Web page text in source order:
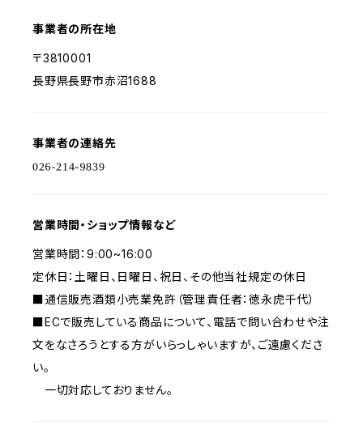
事業者の所在地
〒3810001
長野県長野市赤沼1688
事業者の連絡先
営業時間・ショップ情報など
営業時間：9:00~16:00
定休日：土曜日、日曜日、祝日、その他当社規定の休日
■通信販売酒類小売業免許（管理責任者：徳永虎千代）
■ECで販売している商品について、電話で問い合わせや注
文をなさろうとする方がいらっしゃいますが、ご遠慮くださ
い。
一切対応しておりません。